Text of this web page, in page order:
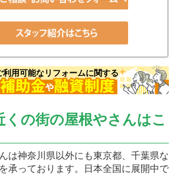
利用可能なリフォームに関する
くの街の屋根やさんはこ
は神奈川県以外にも東京都、千葉県な
承っております。日本全国に展開中で